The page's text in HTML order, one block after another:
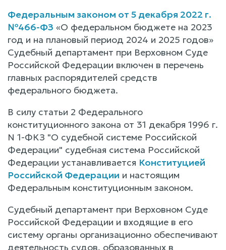
Федеральным законом от 5 декабря 2022 г.
№466-ФЗ «О федеральном бюджете на 2023
год и на плановый период 2024 и 2025 годов»
Судебный департамент при Верховном Суде
Российской Федерации включен в перечень
главных распорядителей средств
федерального бюджета.
В силу статьи 2 Федерального
конституционного закона от 31 декабря 1996 г.
N 1-ФКЗ "О судебной системе Российской
Федерации" судебная система Российской
Федерации устанавливается Конституцией
Российской Федерации и настоящим
Федеральным конституционным законом.
Судебный департамент при Верховном Суде
Российской Федерации и входящие в его
систему органы организационно обеспечивают
деятельность судов, образованных в